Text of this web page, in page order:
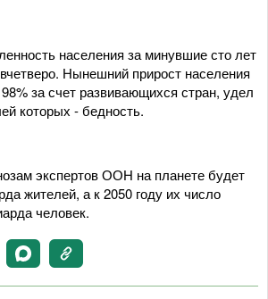
населения за минувшие сто лет
Нынешний прирост населения
за счет развивающихся стран, удел
которых - бедность.
экспертов ООН на планете будет
жителей, а к 2050 году их число
человек.